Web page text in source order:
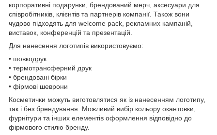
корпоративні подарунки, брендований мерч, аксесуари для
співробітників, клієнтів та партнерів компанії. Також вони
чудово підходять для welcome pack, рекламних кампаній,
виставок, конференцій та презентацій.
Для нанесення логотипів використовуємо:
• шовкодрук
• термотрансферний друк
• брендовані бірки
• фірмові шеврони
Косметички можуть виготовлятися як із нанесенням логотипу,
так і без брендування. Можливий вибір кольору окантовки,
фурнітури та інших елементів оформлення відповідно до
фірмового стилю бренду.